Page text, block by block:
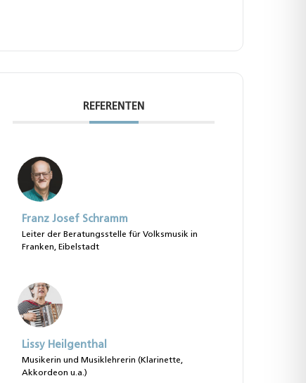
REFERENTEN
Franz Josef Schramm
Leiter der Beratungsstelle für Volksmusik in
Franken, Eibelstadt
Lissy Heilgenthal
Musikerin und Musiklehrerin (Klarinette,
Akkordeon u.a.)